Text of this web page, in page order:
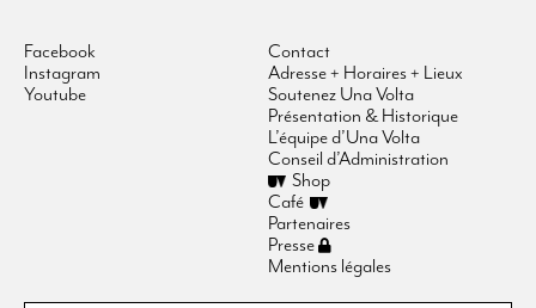
Facebook
Instagram
Youtube
Contact
Adresse + Horaires + Lieux
Soutenez Una Volta
Présentation & Historique
L’équipe d’Una Volta
Conseil d’Administration
Shop
Café
Partenaires
Presse
Mentions légales